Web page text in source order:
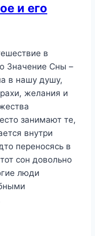
и его
в
Значение Сны –
в нашу душу,
желания и
занимают те,
внутри
переносясь в
сон довольно
люди